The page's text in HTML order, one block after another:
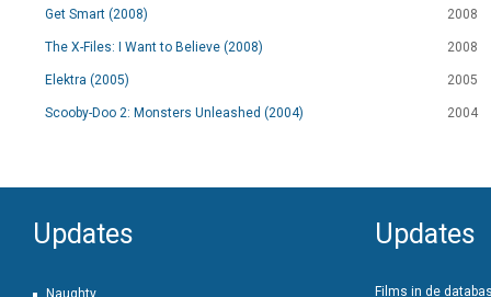
Get Smart (2008) 2008
The X-Files: I Want to Believe (2008) 2008
Elektra (2005) 2005
Scooby-Doo 2: Monsters Unleashed (2004) 2004
Updates
Naughty
Updates
Films in de